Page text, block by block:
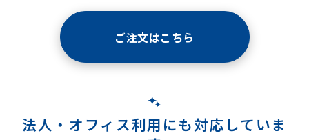
ご注文はこちら
法人・オフィス利用にも対応していま